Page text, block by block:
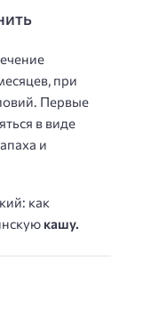
при
Первые
в виде
и
как
кашу.